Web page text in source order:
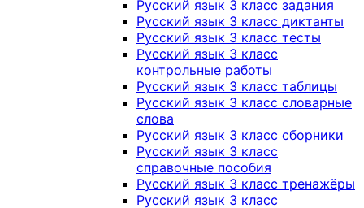
Русский язык 3 класс задания
Русский язык 3 класс диктанты
Русский язык 3 класс тесты
Русский язык 3 класс
контрольные работы
Русский язык 3 класс таблицы
Русский язык 3 класс словарные
слова
Русский язык 3 класс сборники
Русский язык 3 класс
справочные пособия
Русский язык 3 класс тренажёры
Русский язык 3 класс